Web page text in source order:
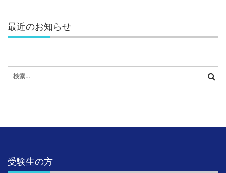
最近のお知らせ
索:
受験生の方